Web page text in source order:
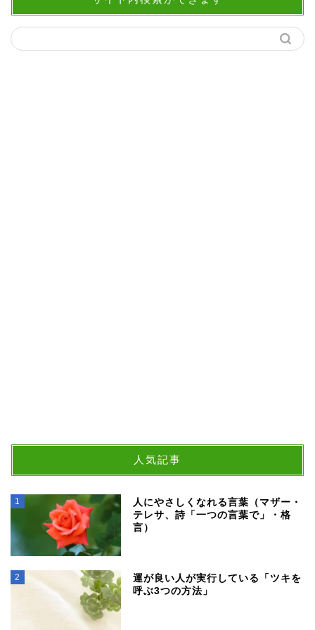
人気記事
1
人にやさしくなれる言葉（マザー・
テレサ、詩「一つの言葉で」・格
言）
2
運が良い人が実行している「ツキを
呼ぶ3つの方法」